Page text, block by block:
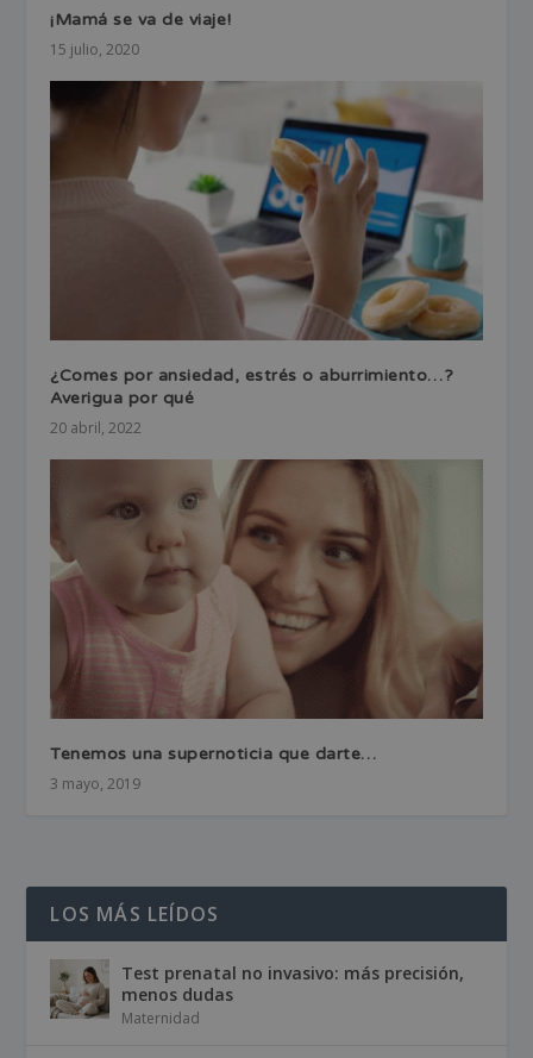
¡Mamá se va de viaje!
15 julio, 2020
¿Comes por ansiedad, estrés o aburrimiento…?
Averigua por qué
20 abril, 2022
Tenemos una supernoticia que darte…
3 mayo, 2019
LOS MÁS LEÍDOS
Test prenatal no invasivo: más precisión,
menos dudas
Maternidad